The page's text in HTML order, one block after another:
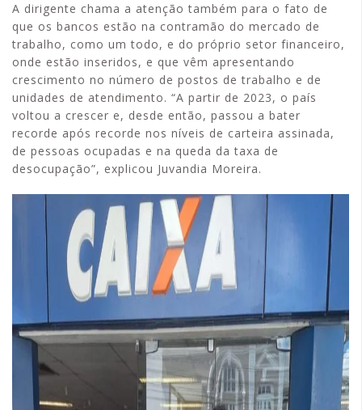
A dirigente chama a atenção também para o fato de
que os bancos estão na contramão do mercado de
trabalho, como um todo, e do próprio setor financeiro,
onde estão inseridos, e que vêm apresentando
crescimento no número de postos de trabalho e de
unidades de atendimento. “A partir de 2023, o país
voltou a crescer e, desde então, passou a bater
recorde após recorde nos níveis de carteira assinada,
de pessoas ocupadas e na queda da taxa de
desocupação”, explicou Juvandia Moreira.